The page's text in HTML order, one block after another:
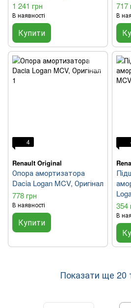
1 241 грн
В наявності
Купити
717
В
4
Renault Original
Опора амортизатора
Dacia Logan MCV, Оригінал
778 грн
В наявності
Купити
354
В
Показати ще 20